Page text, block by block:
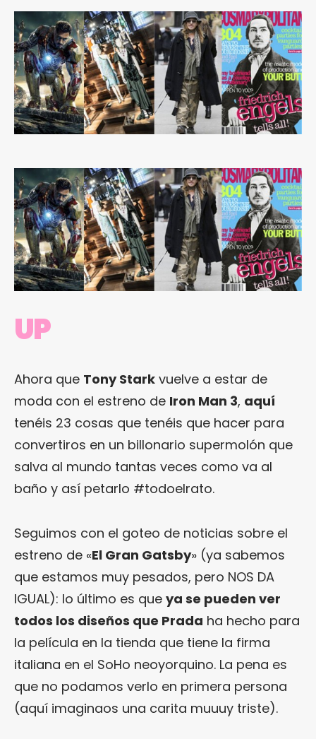
UP
Ahora que Tony Stark vuelve a estar de
moda con el estreno de Iron Man 3, aquí
tenéis 23 cosas que tenéis que hacer para
convertiros en un billonario supermolón que
salva al mundo tantas veces como va al
baño y así petarlo #todoelrato.
Seguimos con el goteo de noticias sobre el
estreno de «El Gran Gatsby» (ya sabemos
que estamos muy pesados, pero NOS DA
IGUAL): lo último es que ya se pueden ver
todos los diseños que Prada ha hecho para
la película en la tienda que tiene la firma
italiana en el SoHo neoyorquino. La pena es
que no podamos verlo en primera persona
(aquí imaginaos una carita muuuy triste).